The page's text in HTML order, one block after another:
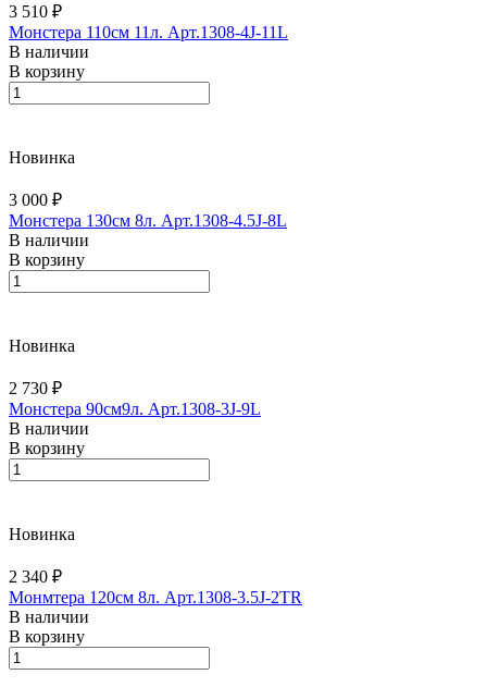
3 510 ₽
Монстера 110см 11л. Арт.1308-4J-11L
В наличии
В корзину
Новинка
3 000 ₽
Монстера 130см 8л. Арт.1308-4.5J-8L
В наличии
В корзину
Новинка
2 730 ₽
Монстера 90см9л. Арт.1308-3J-9L
В наличии
В корзину
Новинка
2 340 ₽
Монмтера 120см 8л. Арт.1308-3.5J-2TR
В наличии
В корзину